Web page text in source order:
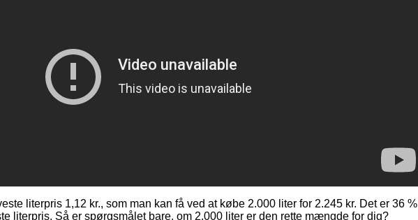
literpris 1,12 kr., som man kan få ved at købe 2.000 liter for 2.245 kr. Det er 36 %
literpris. Så er spørgsmålet bare, om 2.000 liter er den rette mængde for dig?